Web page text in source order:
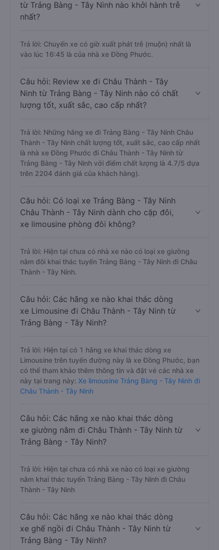
từ Trảng Bàng - Tây Ninh nào khởi hành trễ
nhất?
Trả lời: Chuyến xe có giờ xuất phát trễ (muộn) nhất là
vào lúc 16:45 là của nhà xe Đồng Phước.
Câu hỏi: Review xe đi Châu Thành - Tây
Ninh từ Trảng Bàng - Tây Ninh nào có chất
lượng tốt, xuất sắc, cao cấp nhất?
Trả lời: Những hãng xe đi Trảng Bàng - Tây Ninh Châu
Thành - Tây Ninh chất lượng tốt, xuất sắc, cao cấp nhất
là nhà xe Đồng Phước đi Châu Thành - Tây Ninh từ
Trảng Bàng - Tây Ninh với điểm chất lượng là 4.7/5 dựa
trên 2204 đánh giá của khách hàng).
Câu hỏi: Có loại xe Trảng Bàng - Tây Ninh
Châu Thành - Tây Ninh dành cho cặp đôi,
xe limousine phòng đôi không?
Trả lời: Hiện tại chưa có nhà xe nào có loại xe giường
nằm đôi khai thác tuyến Trảng Bàng - Tây Ninh đi Châu
Thành - Tây Ninh.
Câu hỏi: Các hãng xe nào khai thác dòng
xe Limousine đi Châu Thành - Tây Ninh từ
Trảng Bàng - Tây Ninh?
Trả lời: Hiện tại có 1 hãng xe khai thác dòng xe
Limousine trên tuyến đường này là xe Đồng Phước, bạn
có thể tham khảo thêm thông tin và đặt vé các nhà xe
này tại trang này: Xe limousine Trảng Bàng - Tây Ninh đi
Châu Thành - Tây Ninh
Câu hỏi: Các hãng xe nào khai thác dòng
xe giường nằm đi Châu Thành - Tây Ninh từ
Trảng Bàng - Tây Ninh?
Trả lời: Hiện tại chưa có nhà xe nào có loại xe giường
nằm khai thác tuyến Trảng Bàng - Tây Ninh đi Châu
Thành - Tây Ninh
Câu hỏi: Các hãng xe nào khai thác dòng
xe ghế ngồi đi Châu Thành - Tây Ninh từ
Trảng Bàng - Tây Ninh?